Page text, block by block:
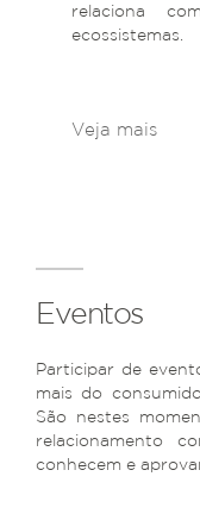
relaciona
ecossistemas.
Veja mais
Eventos
Participar de
mais do
São nestes
relacionamento
conhecem e